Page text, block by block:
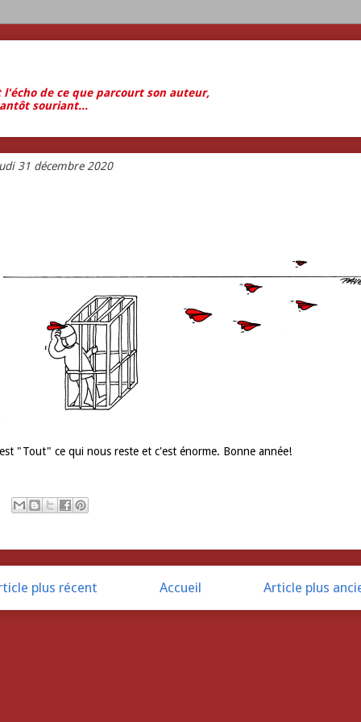
l'écho de ce que parcourt son auteur,
souriant...
31 décembre 2020
"Tout" ce qui nous reste et c'est énorme. Bonne année!
plus récent Article plus
Accueil